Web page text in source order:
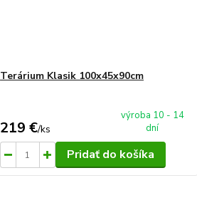
Terárium Klasik 100x45x90cm
219 €/ks
výroba 10 - 14
dní
Pridať do košíka